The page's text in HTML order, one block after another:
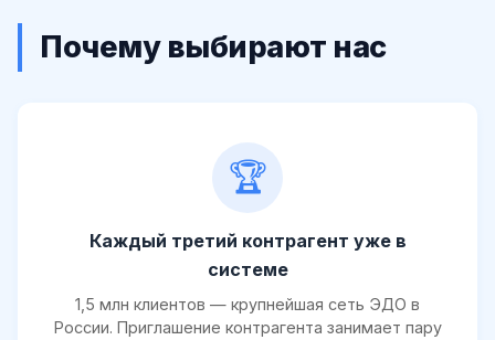
Почему выбирают нас
🏆
Каждый третий контрагент уже в
системе
1,5 млн клиентов — крупнейшая сеть ЭДО в
России. Приглашение контрагента занимает пару